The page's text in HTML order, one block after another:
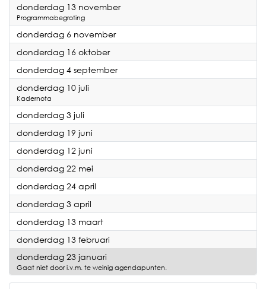
donderdag 13 november2025
Programmabegroting
donderdag 6 november2025
donderdag 16 oktober2025
donderdag 4 september2025
donderdag 10 juli
Kadernota
donderdag 3 juli
donderdag 19 juni
donderdag 12 juni
donderdag 22 mei
donderdag 24 april
donderdag 3 april
donderdag 13 maart2025
donderdag 13 februari
donderdag 23 januari
Gaat niet door i.v.m. te weinig agendapunten.